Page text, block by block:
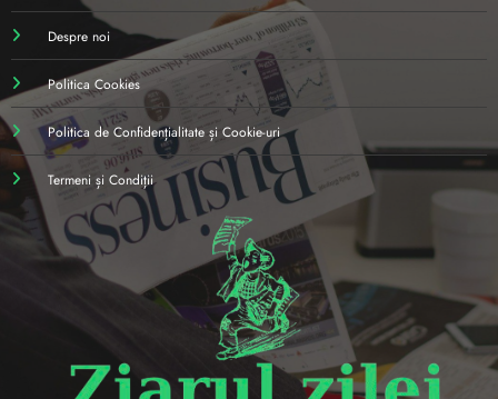
Despre noi
Politica Cookies
Politica de Confidențialitate și Cookie-uri
Termeni și Condiții